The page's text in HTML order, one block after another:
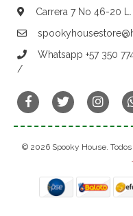
Carrera 7 No 46-20
Whatsapp +57 350
/
© 2026 Spooky House.